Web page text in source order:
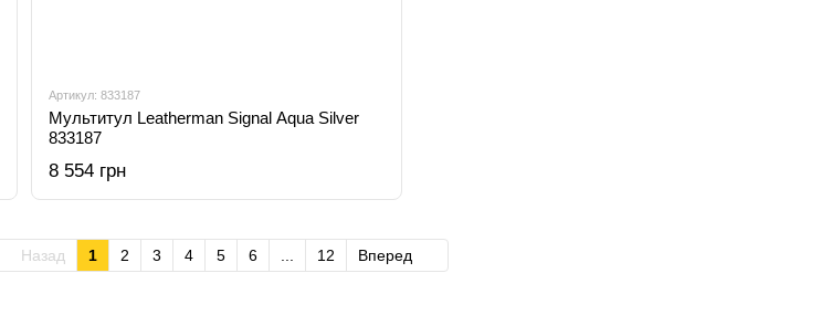
Артикул: 833187
Мультитул Leatherman Signal Aqua Silver
833187
8 554 грн
Назад 1 2 3 4 5 6 12 Вперед